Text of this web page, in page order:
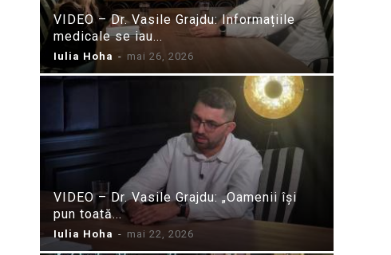
VIDEO – Dr. Vasile Grajdu: Informațiile
medicale se iau...
Iulia Hoha - mai 26, 2026
VIDEO – Dr. Vasile Grajdu: „Oamenii își
pun toată...
Iulia Hoha - mai 22, 2026